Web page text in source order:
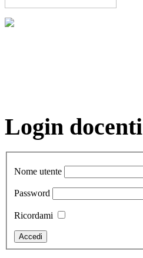
Login docenti
Nome utente
Password
Ricordami